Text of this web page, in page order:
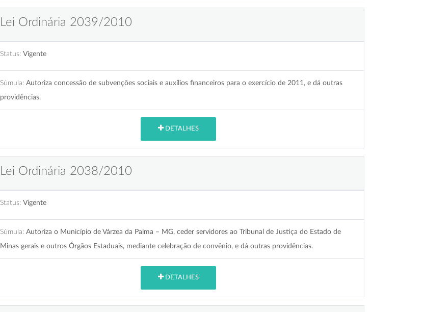
Lei Ordinária 2039/2010
Status: Vigente
Súmula: Autoriza concessão de subvenções sociais e auxílios financeiros para o exercício de 2011, e dá outras
providências.
DETALHES
Lei Ordinária 2038/2010
Status: Vigente
Súmula: Autoriza o Município de Várzea da Palma – MG, ceder servidores ao Tribunal de Justiça do Estado de
Minas gerais e outros Órgãos Estaduais, mediante celebração de convênio, e dá outras providências.
DETALHES